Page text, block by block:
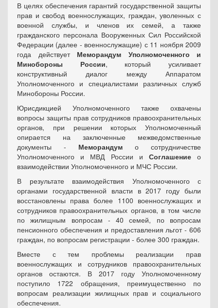
В целях обеспечения гарантий государственной защиты
прав и свобод военнослужащих, граждан, уволенных с
военной службы, и членов их семей, а также
гражданского персонала Вооруженных Сил Российской
Федерации (далее - военнослужащие) с 11 ноября 2009
года действует Меморандум Уполномоченного и
Минобороны России, который усиливает
конструктивный диалог между Аппаратом
Уполномоченного и специалистами различных служб
Минобороны России.
Юрисдикцией Уполномоченного также охвачены
вопросы защиты прав сотрудников правоохранительных
органов, при решении которых Уполномоченный
опирается на заключенные межведомственные
документы - Меморандум о сотрудничестве
Уполномоченного и МВД России и Соглашениео
взаимодействии Уполномоченного и МЧС России.
В результате взаимодействия Уполномоченного с
органами государственной власти в 2017 году были
восстановлены права более 1100 военнослужащих и
сотрудников правоохранительных органов, в том числе
по жилищным вопросам - 40 семей, по вопросам
пенсионного обеспечения и предоставления льгот - 606
граждан, по вопросам регистрации - более 300 граждан.
Вместе с тем проблемы реализации прав
военнослужащих и сотрудников правоохранительных
органов остаются. В 2017 году Уполномоченному
поступило 1722 обращения, преимущественно по
вопросам реализации жилищных прав и социального
обеспечения.